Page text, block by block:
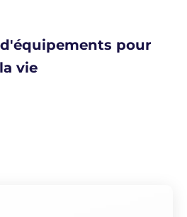
pour
vie
d'excellentes